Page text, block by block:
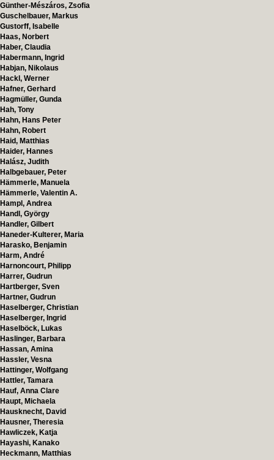
Günther-Mészáros, Zsofia
Guschelbauer, Markus
Gustorff, Isabelle
Haas, Norbert
Haber, Claudia
Habermann, Ingrid
Habjan, Nikolaus
Hackl, Werner
Hafner, Gerhard
Hagmüller, Gunda
Hah, Tony
Hahn, Hans Peter
Hahn, Robert
Haid, Matthias
Haider, Hannes
Halász, Judith
Halbgebauer, Peter
Hämmerle, Manuela
Hämmerle, Valentin A.
Hampl, Andrea
Handl, György
Handler, Gilbert
Haneder-Kulterer, Maria
Harasko, Benjamin
Harm, André
Harnoncourt, Philipp
Harrer, Gudrun
Hartberger, Sven
Hartner, Gudrun
Haselberger, Christian
Haselberger, Ingrid
Haselböck, Lukas
Haslinger, Barbara
Hassan, Amina
Hassler, Vesna
Hattinger, Wolfgang
Hattler, Tamara
Hauf, Anna Clare
Haupt, Michaela
Hausknecht, David
Hausner, Theresia
Hawliczek, Katja
Hayashi, Kanako
Heckmann, Matthias